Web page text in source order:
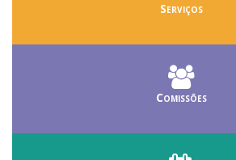
Serviços
Comissões